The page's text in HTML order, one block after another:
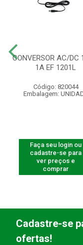
CONVERSOR AC/DC
1A EF 1201L
Código: 820044
Embalagem:
Faça seu login ou
cadastre-se para
ver preços e
comprar
Cadastre-se
ofertas!